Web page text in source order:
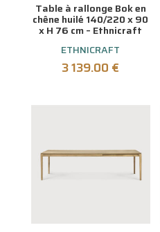
Table à rallonge Bok en
chêne huilé 140/220 x 90
x H 76 cm – Ethnicraft
ETHNICRAFT
3 139.00 €